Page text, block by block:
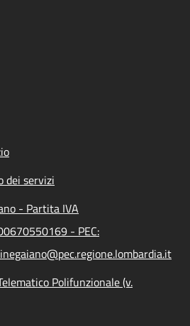
dei servizi
- Partita IVA
- PEC:
Polifunzionale (v.